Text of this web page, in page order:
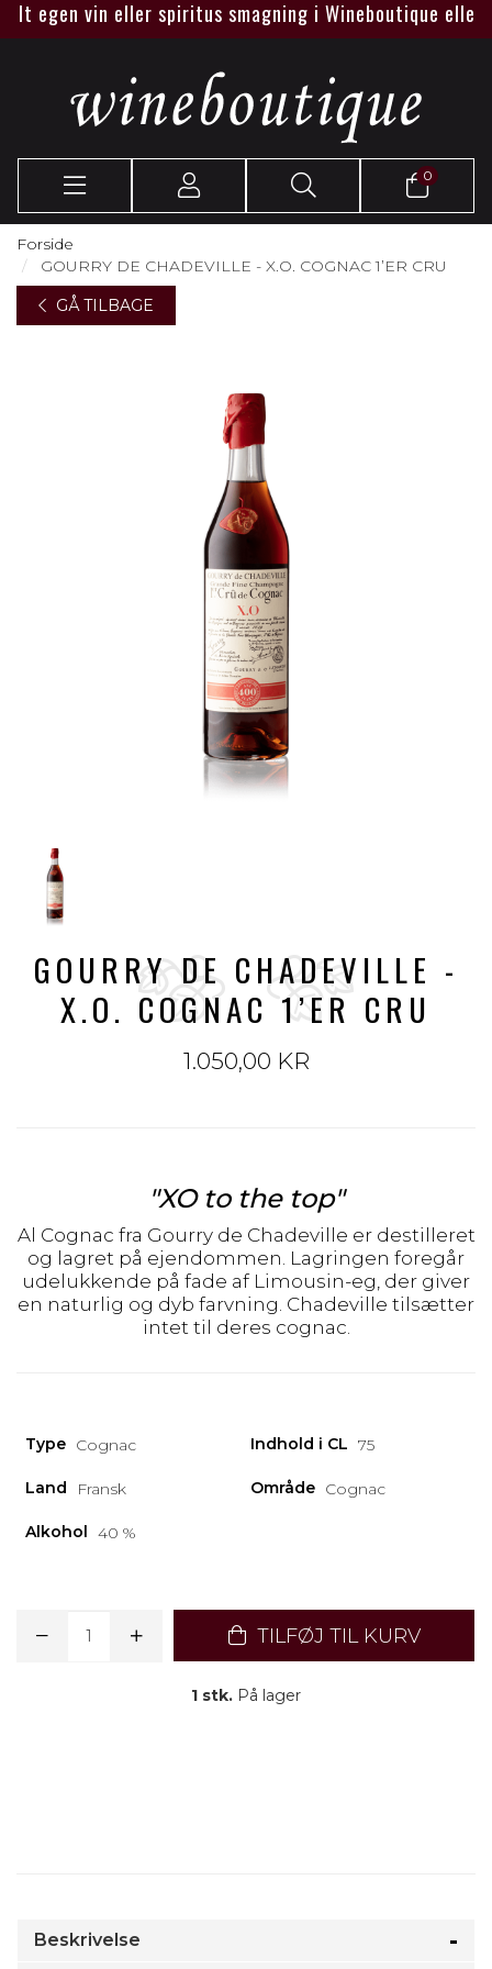
vin eller spiritus smagning i Wineboutique eller
0
Forside
GOURRY DE CHADEVILLE - X.O. COGNAC 1’ER CRU
GÅ TILBAGE
GOURRY DE CHADEVILLE -
X.O. COGNAC 1’ER CRU
1.050,00 KR
"XO to the top"
Al Cognac fra Gourry de Chadeville er destilleret
og lagret på ejendommen. Lagringen foregår
udelukkende på fade af Limousin-eg, der giver
en naturlig og dyb farvning. Chadeville tilsætter
intet til deres cognac.
Type Cognac Indhold i CL 75
Land Fransk Område Cognac
Alkohol 40 %
TILFØJ TIL KURV
1 stk. På lager
Beskrivelse